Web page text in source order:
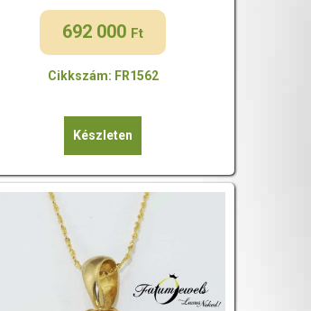
692 000 Ft
Cikkszám: FR1562
Készleten